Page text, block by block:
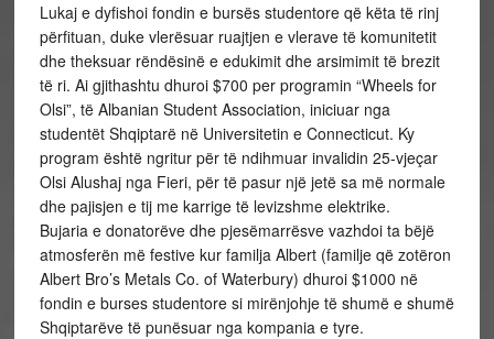
Lukaj e dyfishoi fondin e bursës studentore që këta të rinj
përfituan, duke vlerësuar ruajtjen e vlerave të komunitetit
dhe theksuar rëndësinë e edukimit dhe arsimimit të brezit
të ri. Ai gjithashtu dhuroi $700 per programin “Wheels for
Olsi”, të Albanian Student Association, iniciuar nga
studentët Shqiptarë në Universitetin e Connecticut. Ky
program është ngritur për të ndihmuar invalidin 25-vjeçar
Olsi Alushaj nga Fieri, për të pasur një jetë sa më normale
dhe pajisjen e tij me karrige të levizshme elektrike.
Bujaria e donatorëve dhe pjesëmarrësve vazhdoi ta bëjë
atmosferën më festive kur familja Albert (familje që zotëron
Albert Bro’s Metals Co. of Waterbury) dhuroi $1000 në
fondin e burses studentore si mirënjohje të shumë e shumë
Shqiptarëve të punësuar nga kompania e tyre.